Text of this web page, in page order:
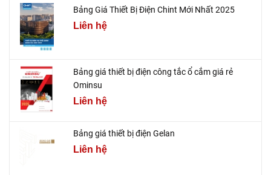
Bảng Giá Thiết Bị Điện Chint Mới Nhất 2025
Liên hệ
Bảng giá thiết bị điện công tắc ổ cắm giá rẻ
Ominsu
Liên hệ
Bảng giá thiết bị điện Gelan
Liên hệ